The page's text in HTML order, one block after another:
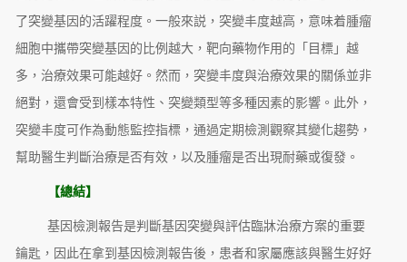
了突變基因的活躍程度。一般來説，突變丰度越高，意味着腫瘤
細胞中攜帶突變基因的比例越大，靶向藥物作用的「目標」越
多，治療效果可能越好。然而，突變丰度與治療效果的關係並非
絕對，還會受到樣本特性、突變類型等多種因素的影響。此外，
突變丰度可作為動態監控指標，通過定期檢測觀察其變化趨勢，
幫助醫生判斷治療是否有效，以及腫瘤是否出現耐藥或復發。
【總結】
基因檢測報告是判斷基因突變與評估臨牀治療方案的重要
鑰匙，因此在拿到基因檢測報告後，患者和家屬應該與醫生好好